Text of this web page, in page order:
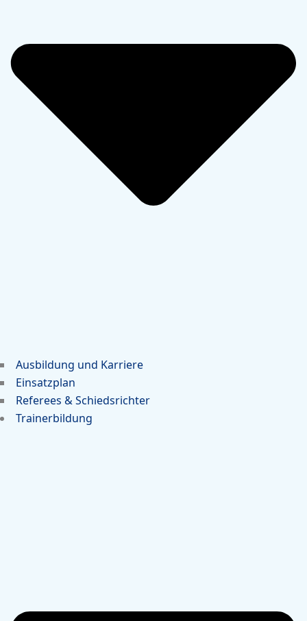
Ausbildung und Karriere
Einsatzplan
Referees & Schiedsrichter
Trainerbildung